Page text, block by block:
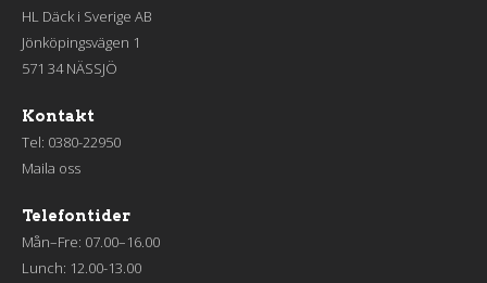
HL Däck i Sverige AB
Jönköpingsvägen 1
571 34 NÄSSJÖ
Kontakt
Tel: 0380-22950
Maila oss
Telefontider
Mån–Fre: 07.00–16.00
Lunch: 12.00-13.00